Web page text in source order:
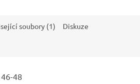
soubory (1) Diskuze
48